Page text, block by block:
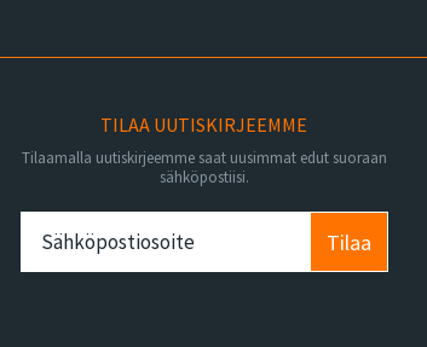
TILAA UUTISKIRJEEMME
Tilaamalla uutiskirjeemme saat uusimmat edut suoraan
sähköpostiisi.
Tilaa